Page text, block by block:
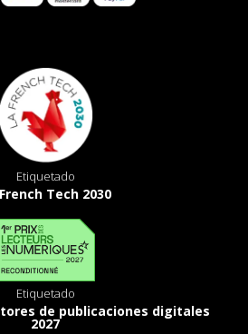
Etiquetado
Tech 2030
Etiquetado
de publicaciones digitales
2027